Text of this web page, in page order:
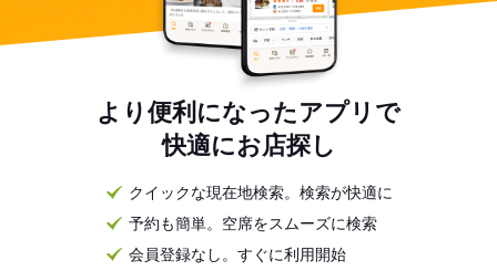
より便利になったアプリで
快適にお店探し
クイックな現在地検索。検索が快適に
予約も簡単。空席をスムーズに検索
会員登録なし。すぐに利用開始